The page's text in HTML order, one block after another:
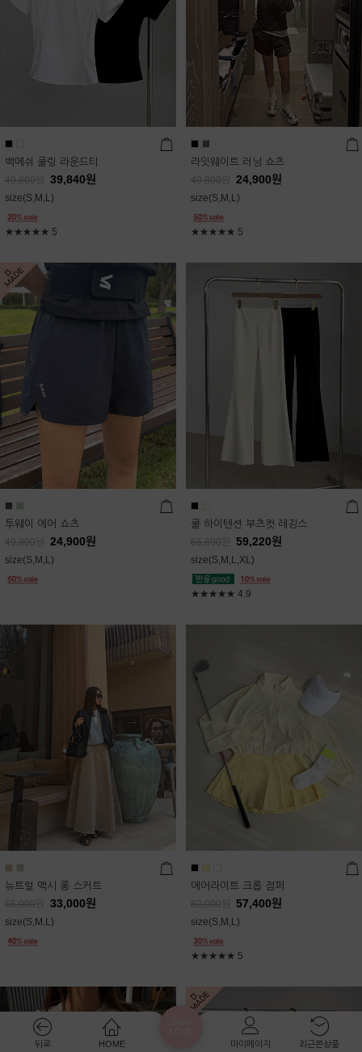
백메쉬 쿨링 라운드티
49,800 39,840원
size(S,M,L)
★★★★★ 5
라잇웨이트 러닝 쇼츠
49,800 24,900원
size(S,M,L)
★★★★★ 5
투웨이 에어 쇼츠
49,800 24,900원
size(S,M,L)
쿨 하이텐션 부츠컷 레깅스
65,800 59,220원
size(S,M,L,XL)
★★★★★ 4.9
뉴트럴 맥시 롱 스커트
55,000 33,000원
size(S,M,L)
에어라이트 크롭 점퍼
82,000 57,400원
size(S,M,L)
★★★★★ 5
뒤로 HOME
마이페이지
최근본상품